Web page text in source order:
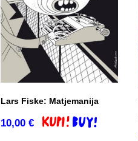
Lars Fiske: Matjemanija
10,00 € Dodaj v košarico